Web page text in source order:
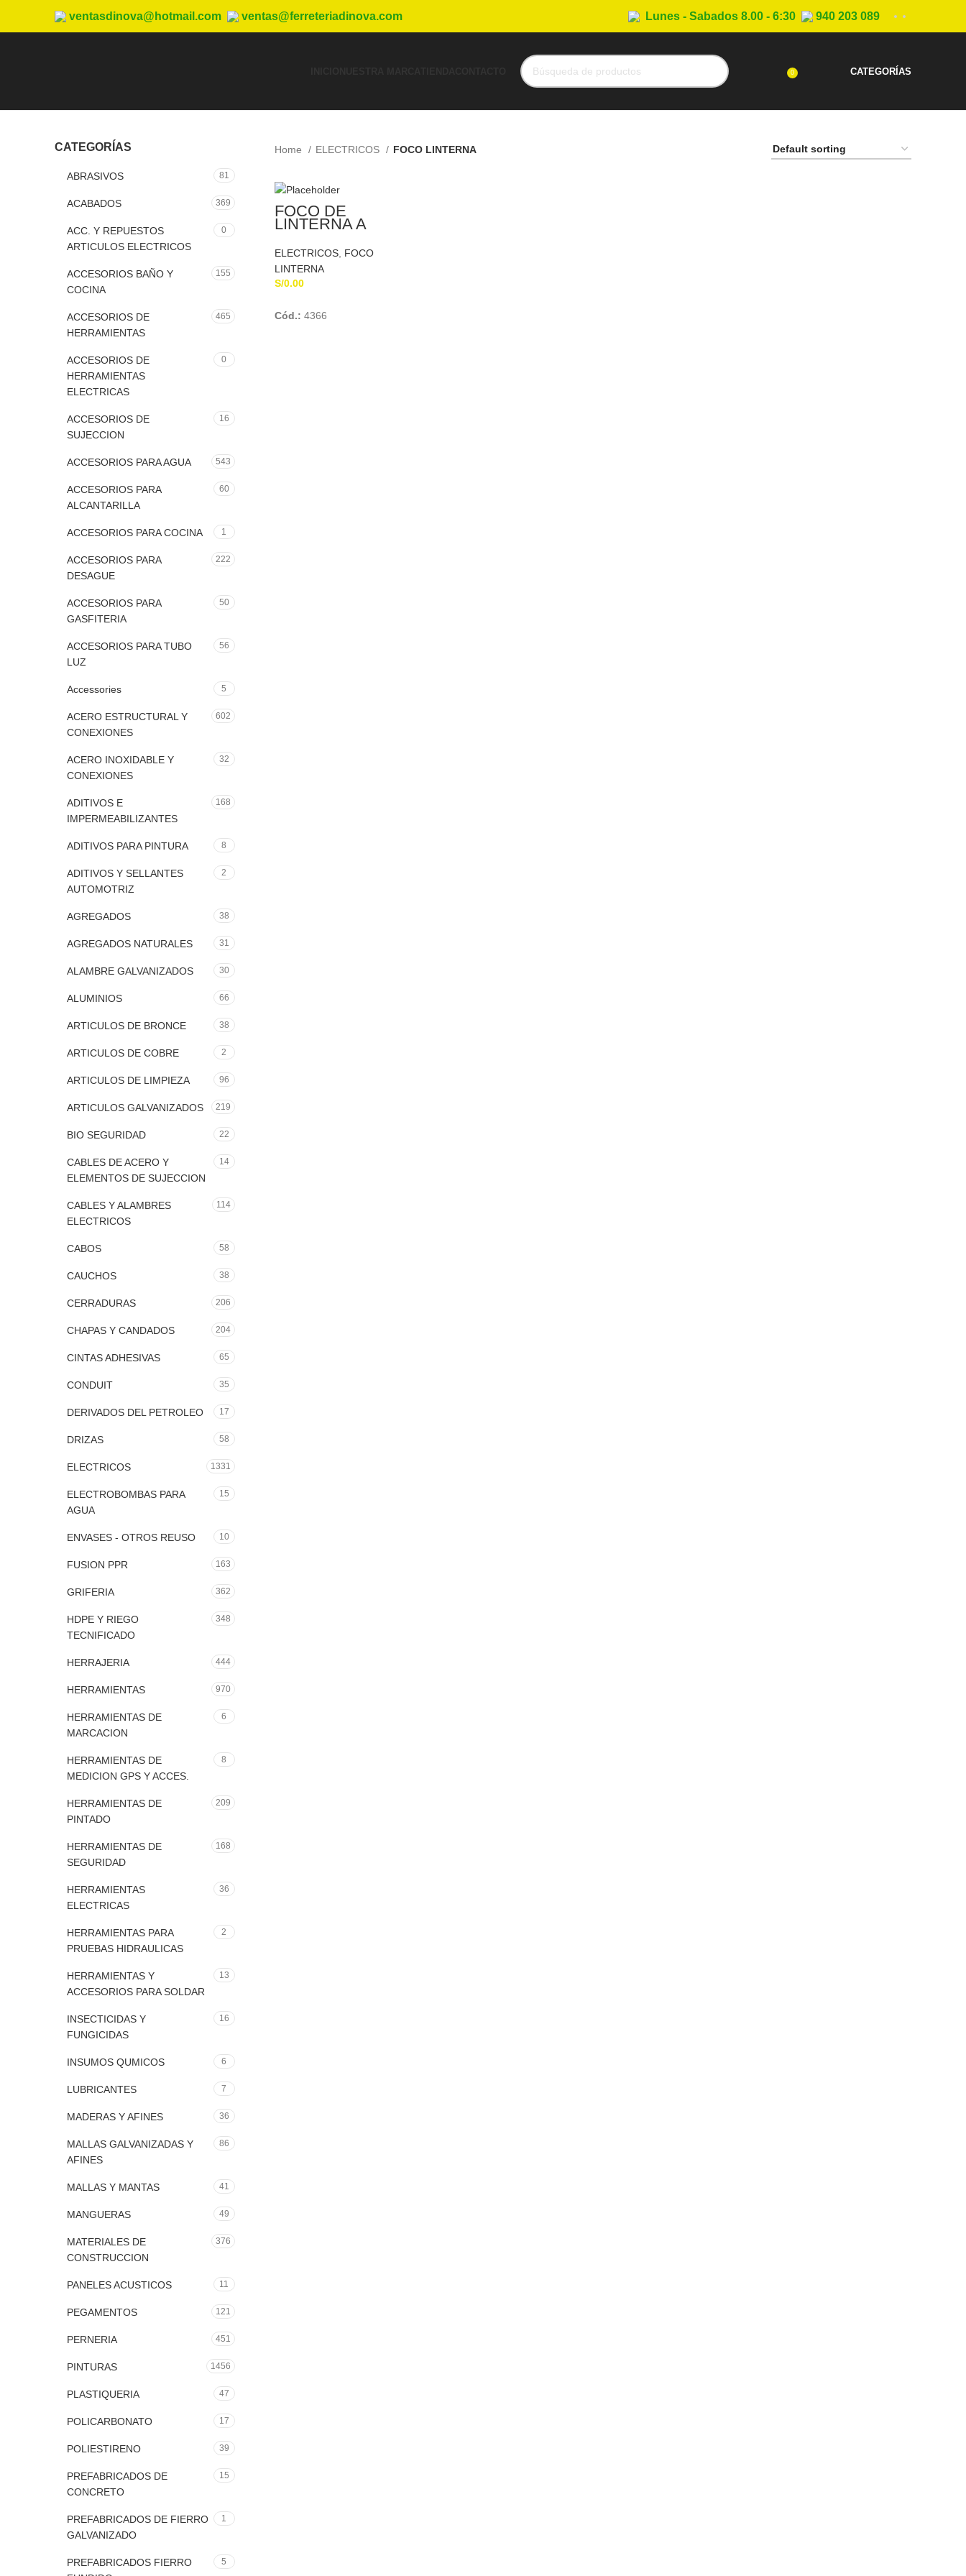
ventasdinova@hotmail.com ventas@ferreteriadinova.com Lunes - Sabados 8.00 - 6:30 940 203 089
0 CATEGORÍAS
CATEGORÍAS
ABRASIVOS 81
ACABADOS 369
ACC. Y REPUESTOS
ARTICULOS ELECTRICOS
0
ACCESORIOS BAÑO Y
COCINA
155
ACCESORIOS DE
HERRAMIENTAS
465
ACCESORIOS DE
HERRAMIENTAS
ELECTRICAS
0
ACCESORIOS DE
SUJECCION
16
ACCESORIOS PARA AGUA 543
ACCESORIOS PARA
ALCANTARILLA
60
ACCESORIOS PARA COCINA 1
ACCESORIOS PARA
DESAGUE
222
ACCESORIOS PARA
GASFITERIA
50
ACCESORIOS PARA TUBO
LUZ
56
Accessories 5
ACERO ESTRUCTURAL Y
CONEXIONES
602
ACERO INOXIDABLE Y
CONEXIONES
32
ADITIVOS E
IMPERMEABILIZANTES
168
ADITIVOS PARA PINTURA 8
ADITIVOS Y SELLANTES
AUTOMOTRIZ
2
AGREGADOS 38
AGREGADOS NATURALES 31
ALAMBRE GALVANIZADOS 30
ALUMINIOS 66
ARTICULOS DE BRONCE 38
ARTICULOS DE COBRE 2
ARTICULOS DE LIMPIEZA 96
ARTICULOS GALVANIZADOS 219
BIO SEGURIDAD 22
CABLES DE ACERO Y
ELEMENTOS DE SUJECCION
14
CABLES Y ALAMBRES
ELECTRICOS
114
CABOS 58
CAUCHOS 38
CERRADURAS 206
CHAPAS Y CANDADOS 204
CINTAS ADHESIVAS 65
CONDUIT 35
DERIVADOS DEL PETROLEO 17
DRIZAS 58
ELECTRICOS 1331
ELECTROBOMBAS PARA
AGUA
15
ENVASES - OTROS REUSO 10
FUSION PPR 163
GRIFERIA 362
HDPE Y RIEGO
TECNIFICADO
348
HERRAJERIA 444
HERRAMIENTAS 970
HERRAMIENTAS DE
MARCACION
6
HERRAMIENTAS DE
MEDICION GPS Y ACCES.
8
HERRAMIENTAS DE
PINTADO
209
HERRAMIENTAS DE
SEGURIDAD
168
HERRAMIENTAS
ELECTRICAS
36
HERRAMIENTAS PARA
PRUEBAS HIDRAULICAS
2
HERRAMIENTAS Y
ACCESORIOS PARA SOLDAR
13
INSECTICIDAS Y
FUNGICIDAS
16
INSUMOS QUMICOS 6
LUBRICANTES 7
MADERAS Y AFINES 36
MALLAS GALVANIZADAS Y
AFINES
86
MALLAS Y MANTAS 41
MANGUERAS 49
MATERIALES DE
CONSTRUCCION
376
PANELES ACUSTICOS 11
PEGAMENTOS 121
PERNERIA 451
PINTURAS 1456
PLASTIQUERIA 47
POLICARBONATO 17
POLIESTIRENO 39
PREFABRICADOS DE
CONCRETO
15
PREFABRICADOS DE FIERRO
GALVANIZADO
1
PREFABRICADOS FIERRO
5
Home ELECTRICOS FOCO LINTERNA
FOCO DE
LINTERNA A
ELECTRICOS, FOCO
LINTERNA
S/0.00
Cód.: 4366